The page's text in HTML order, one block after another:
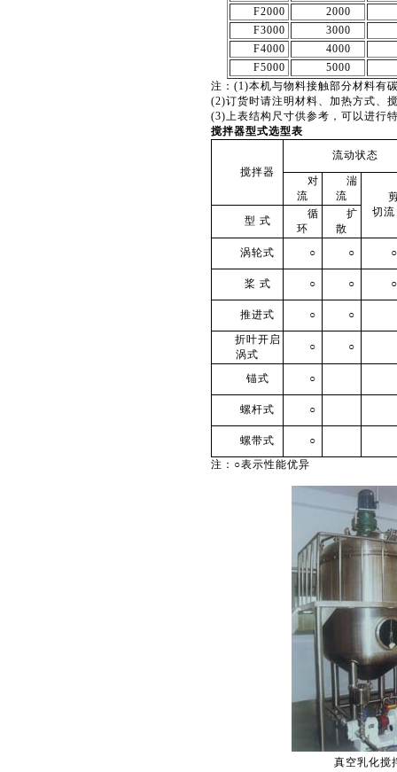
F2000
2000
F3000
3000
F4000
4000
F5000
5000
注：(1)本机与物料接触部分材料有
(2)订货时请注明材料、加热方式、
(3)上表结构尺寸供参考，可以进行
搅拌器型式选型表
搅拌器
流动状态
对
流
湍
流
切流
型 式
循
环
扩
散
涡轮式
○ ○ ○
桨 式 ○ ○ ○
推进式 ○
○
折叶开启
涡式
○ ○
锚式 ○
螺杆式 ○
螺带式
○
注：○表示性能优异
真空乳化搅